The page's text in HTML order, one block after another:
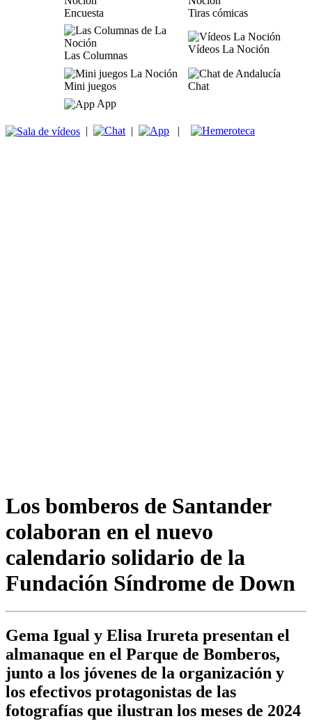
Encuesta Tiras cómicas
Las Columnas
Vídeos La Noción
Mini juegos
Chat
App
| | |
Los bomberos de Santander
colaboran en el nuevo
calendario solidario de la
Fundación Síndrome de Down
Gema Igual y Elisa Irureta presentan el
almanaque en el Parque de Bomberos,
junto a los jóvenes de la organización y
los efectivos protagonistas de las
fotografías que ilustran los meses de 2024